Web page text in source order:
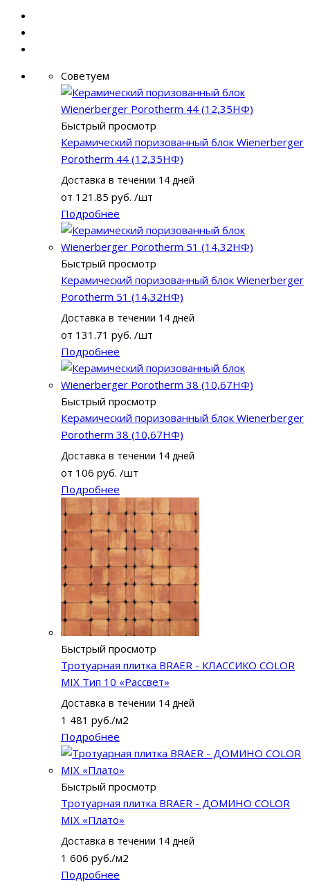
Советуем
Быстрый просмотр
Керамический поризованный блок Wienerberger
Porotherm 44 (12,35НФ)
Доставка в течении 14 дней
от 121.85 руб. /шт
Подробнее
Быстрый просмотр
Керамический поризованный блок Wienerberger
Porotherm 51 (14,32НФ)
Доставка в течении 14 дней
от 131.71 руб. /шт
Подробнее
Быстрый просмотр
Керамический поризованный блок Wienerberger
Porotherm 38 (10,67НФ)
Доставка в течении 14 дней
от 106 руб. /шт
Подробнее
Быстрый просмотр
Тротуарная плитка BRAER - КЛАССИКО COLOR
MIX Тип 10 «Рассвет»
Доставка в течении 14 дней
1 481 руб./м2
Подробнее
Быстрый просмотр
Тротуарная плитка BRAER - ДОМИНО COLOR
MIX «Плато»
Доставка в течении 14 дней
1 606 руб./м2
Подробнее